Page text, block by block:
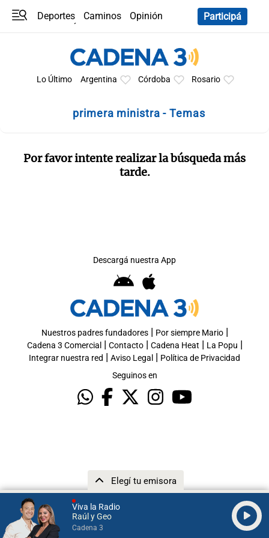
Viva la Radio
Raúl y Geo
Cadena 3
Elegí tu emisora
Deportes Caminos
Opinión
Participá
Lo Último Argentina Córdoba Rosario
primera ministra - Temas
Por favor intente realizar la búsqueda más
tarde.
Descargá nuestra App
Nuestros padres fundadores| Por siempre Mario|
Cadena 3 Comercial | Contacto| Cadena Heat | La Popu |
Integrar nuestra red | Aviso Legal | Política de Privacidad
Seguinos en